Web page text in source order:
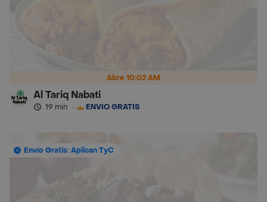
Abre 10:02 AM
Al Tariq Nabati
19 min · ENVÍO GRATIS
Envío Gratis: Aplican TyC